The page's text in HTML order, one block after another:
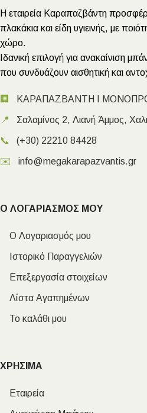
Η εταιρεία Καραπαζβάντη
πλακάκια και είδη υγιεινής, με
χώρο.
Ιδανική επιλογή για ανακαίνιση
που συνδυάζουν αισθητική και
🏢 ΚΑΡΑΠΑΖΒΑΝΤΗ Ι
📍 Σαλαμίνος 2, Λιανή Άμμος,
📞 (+30) 22210 84428
✉️ info@megakarapazvantis.gr
Ο ΛΟΓΑΡΙΑΣΜΟΣ ΜΟΥ
Ο Λογαριασμός μου
Ιστορικό Παραγγελιών
Επεξεργασία στοιχείων
Λίστα Αγαπημένων
Το καλάθι μου
ΧΡΗΣΙΜΑ
Εταιρεία